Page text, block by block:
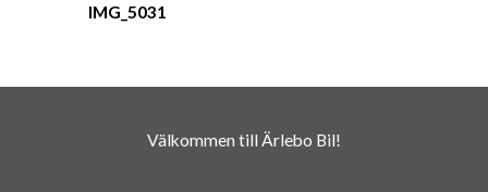
IMG_5031
Välkommen till Ärlebo Bil!